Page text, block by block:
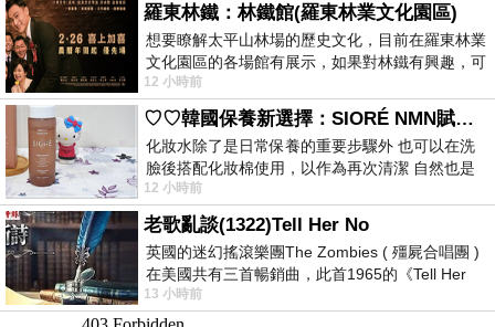
羅東林鐵：林鐵館(羅東林業文化園區)
想要瞭解太平山林場的歷史文化，目前在羅東林業
文化園區的各場館有展示，如果對林鐵有興趣，可
以到林鐵館。 這裡展示從山下
12 小時前
♡♡韓國保養新選擇：SIORÉ NMN賦活泡泡化妝水♡♡
化妝水除了是日常保養的重要步驟外 也可以在洗
臉後搭配化妝棉使用，以作為再次清潔 自然也是
我的保養必備品項 不過，我對於化妝
12 小時前
老歌亂談(1322)Tell Her No
英國的迷幻搖滾樂團The Zombies ( 殭屍合唱團 )
在美國共有三首暢銷曲，此首1965的《Tell Her
No》即為其中之一，在告示牌百大單曲
13 小時前